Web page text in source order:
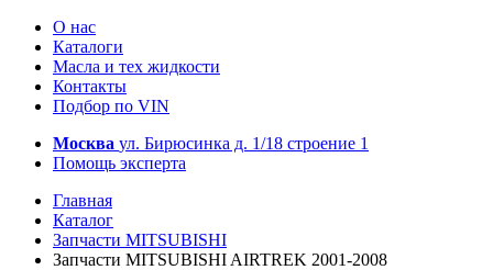
О нас
Каталоги
Масла и тех жидкости
Контакты
Подбор по VIN
Москва ул. Бирюсинка д. 1/18 строение 1
Помощь эксперта
Главная
Каталог
Запчасти MITSUBISHI
Запчасти MITSUBISHI AIRTREK 2001-2008